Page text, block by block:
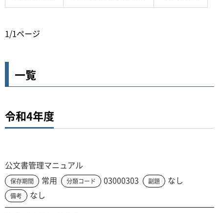
1/1ページ
一覧
令和4年度
公文書管理マニュアル
保存期間 常用 分類コード 03000303 副題 なし
備考 なし